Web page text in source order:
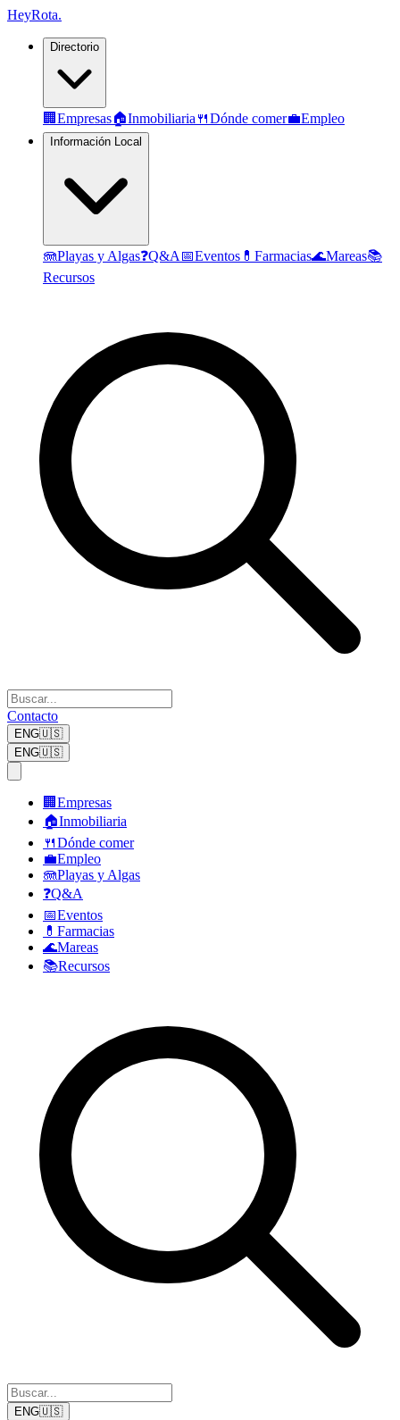
HeyRota.
Directorio
🏢 Empresas🏠Inmobiliaria 🍴Dónde comer💼Empleo
Información Local
🪼Playas y Algas❓Q&A 📅Eventos 💊 Farmacias🌊Mareas📚
Recursos
Contacto
ENG🇺🇸
ENG🇺🇸
🏢 Empresas
🏠Inmobiliaria
🍴Dónde comer
💼Empleo
🪼Playas y Algas
❓Q&A
📅Eventos
💊 Farmacias
🌊Mareas
📚Recursos
ENG🇺🇸